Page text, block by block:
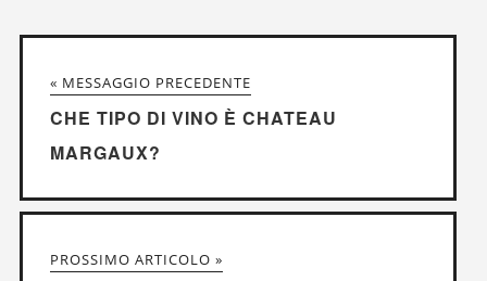
« MESSAGGIO PRECEDENTE
CHE TIPO DI VINO È CHATEAU
MARGAUX?
PROSSIMO ARTICOLO »